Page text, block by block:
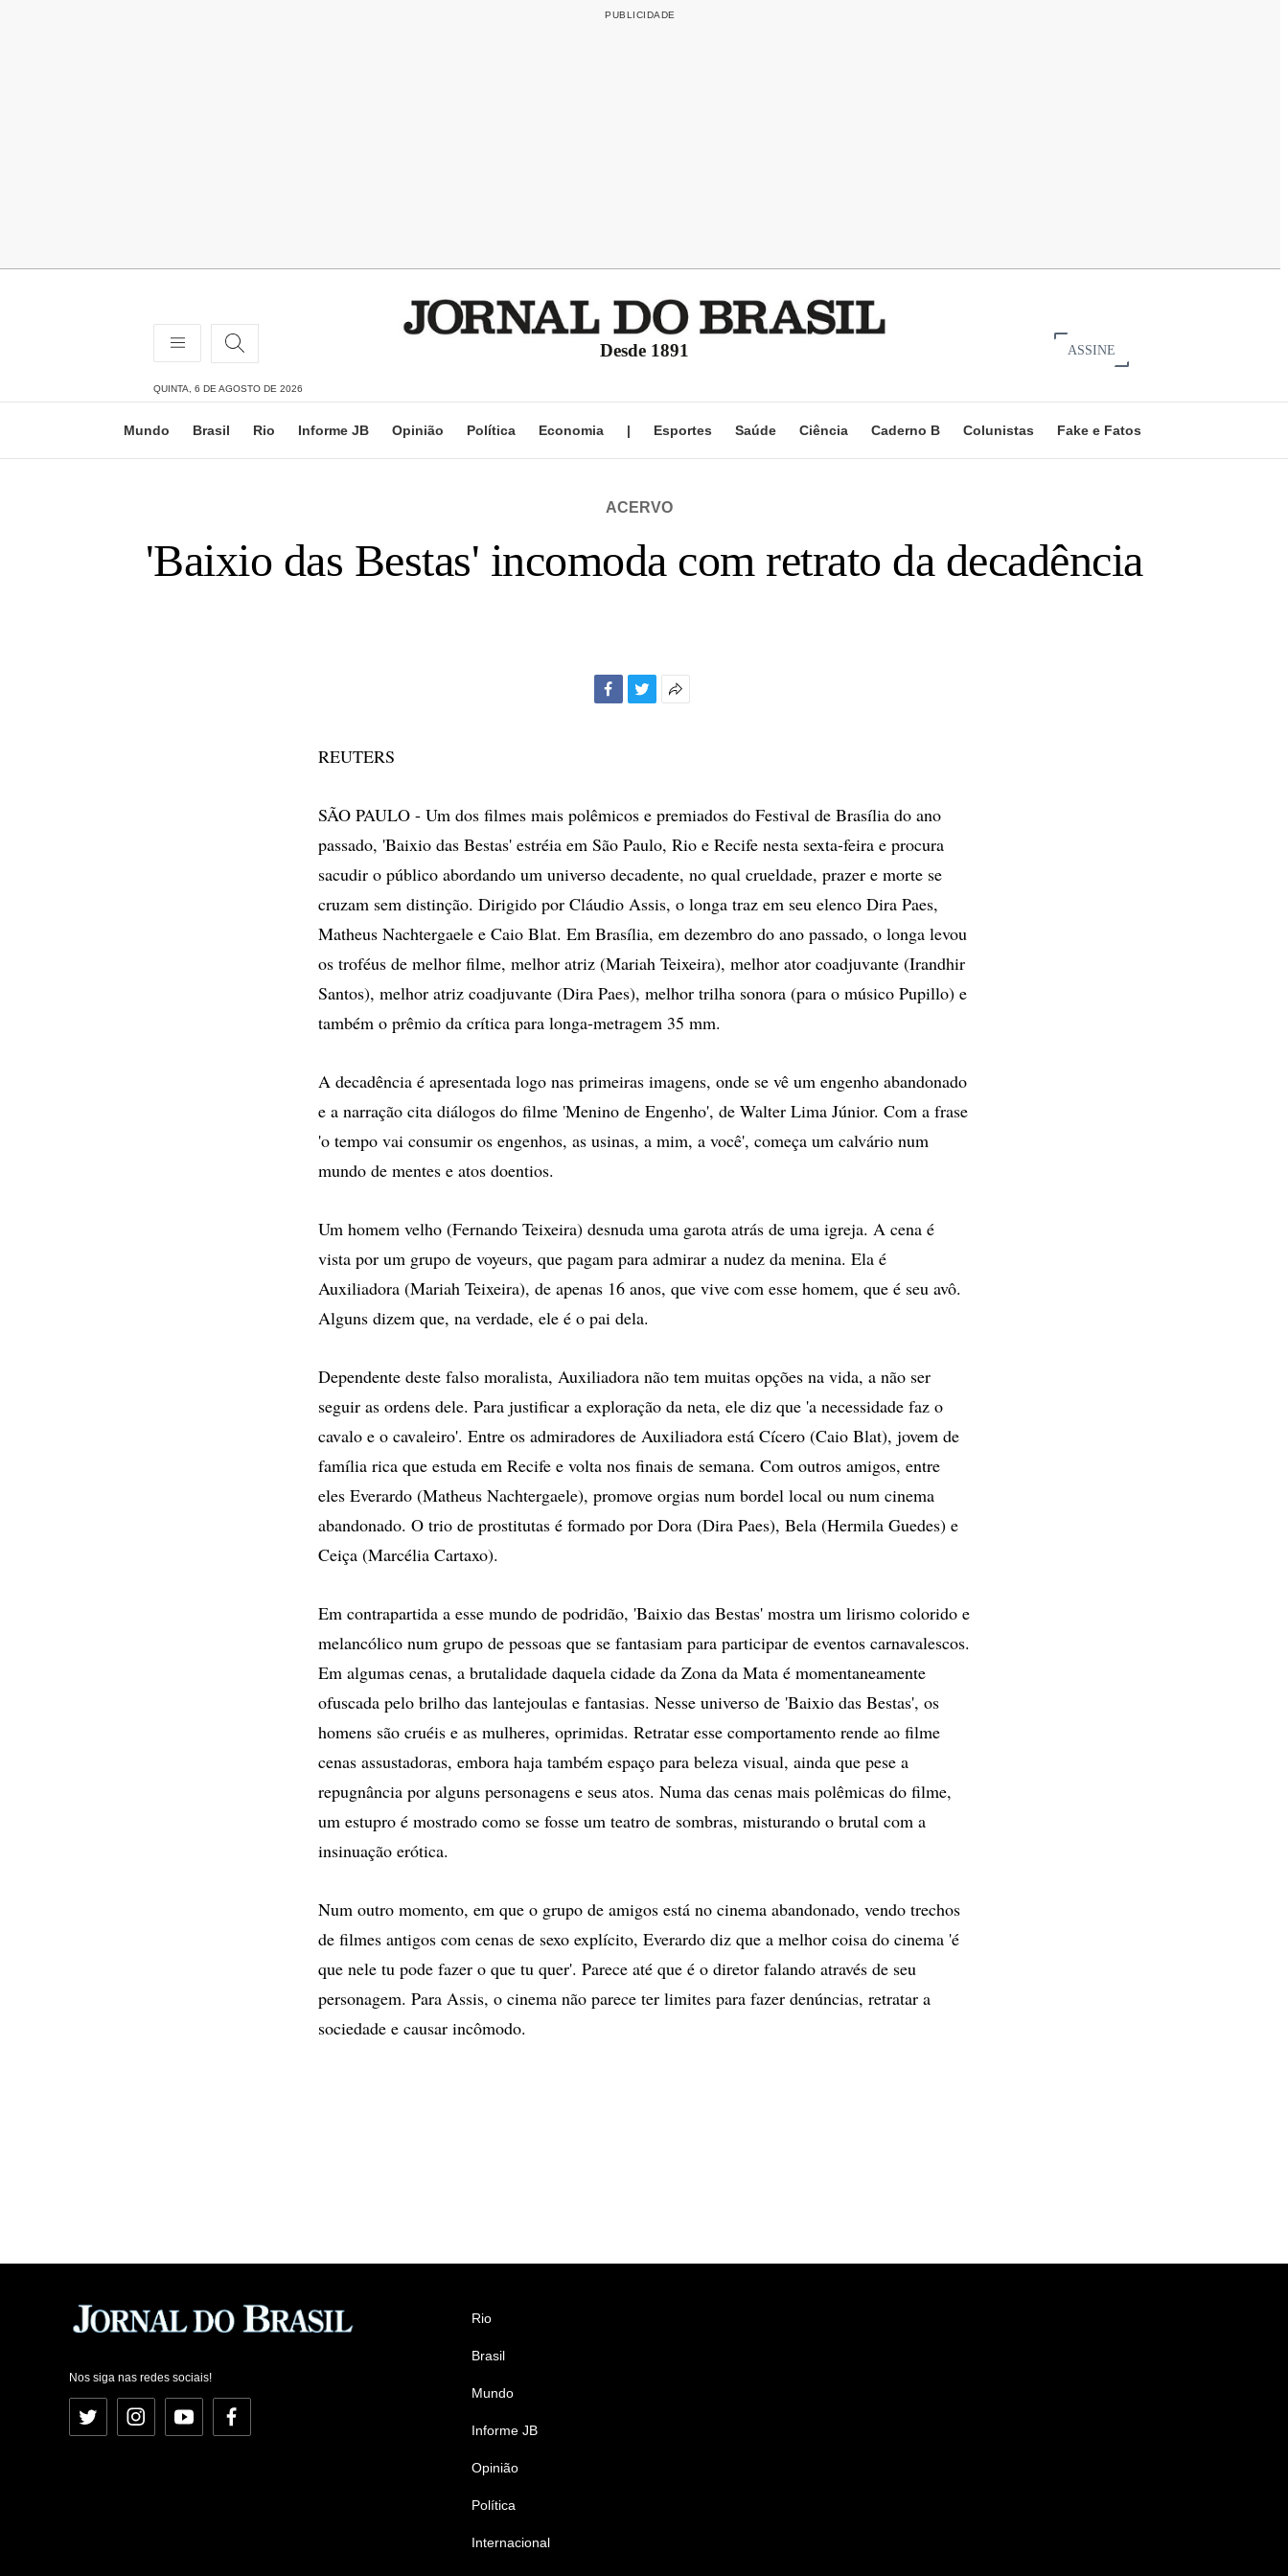
Desde 1891 ASSINE
QUINTA, 6 DE AGOSTO DE 2026
Mundo Brasil Rio Informe JB Opinião Política Economia | Esportes Saúde Ciência Caderno B Colunistas Fake e Fatos
ACERVO
'Baixio das Bestas' incomoda com retrato da decadência
REUTERS
SÃO PAULO - Um dos filmes mais polêmicos e premiados do Festival de Brasília do ano
passado, 'Baixio das Bestas' estréia em São Paulo, Rio e Recife nesta sexta-feira e procura
sacudir o público abordando um universo decadente, no qual crueldade, prazer e morte se
cruzam sem distinção. Dirigido por Cláudio Assis, o longa traz em seu elenco Dira Paes,
Matheus Nachtergaele e Caio Blat. Em Brasília, em dezembro do ano passado, o longa levou
os troféus de melhor filme, melhor atriz (Mariah Teixeira), melhor ator coadjuvante (Irandhir
Santos), melhor atriz coadjuvante (Dira Paes), melhor trilha sonora (para o músico Pupillo) e
também o prêmio da crítica para longa-metragem 35 mm.
A decadência é apresentada logo nas primeiras imagens, onde se vê um engenho abandonado
e a narração cita diálogos do filme 'Menino de Engenho', de Walter Lima Júnior. Com a frase
'o tempo vai consumir os engenhos, as usinas, a mim, a você', começa um calvário num
mundo de mentes e atos doentios.
Um homem velho (Fernando Teixeira) desnuda uma garota atrás de uma igreja. A cena é
vista por um grupo de voyeurs, que pagam para admirar a nudez da menina. Ela é
Auxiliadora (Mariah Teixeira), de apenas 16 anos, que vive com esse homem, que é seu avô.
Alguns dizem que, na verdade, ele é o pai dela.
Dependente deste falso moralista, Auxiliadora não tem muitas opções na vida, a não ser
seguir as ordens dele. Para justificar a exploração da neta, ele diz que 'a necessidade faz o
cavalo e o cavaleiro'. Entre os admiradores de Auxiliadora está Cícero (Caio Blat), jovem de
família rica que estuda em Recife e volta nos finais de semana. Com outros amigos, entre
eles Everardo (Matheus Nachtergaele), promove orgias num bordel local ou num cinema
abandonado. O trio de prostitutas é formado por Dora (Dira Paes), Bela (Hermila Guedes) e
Ceiça (Marcélia Cartaxo).
Em contrapartida a esse mundo de podridão, 'Baixio das Bestas' mostra um lirismo colorido e
melancólico num grupo de pessoas que se fantasiam para participar de eventos carnavalescos.
Em algumas cenas, a brutalidade daquela cidade da Zona da Mata é momentaneamente
ofuscada pelo brilho das lantejoulas e fantasias. Nesse universo de 'Baixio das Bestas', os
homens são cruéis e as mulheres, oprimidas. Retratar esse comportamento rende ao filme
cenas assustadoras, embora haja também espaço para beleza visual, ainda que pese a
repugnância por alguns personagens e seus atos. Numa das cenas mais polêmicas do filme,
um estupro é mostrado como se fosse um teatro de sombras, misturando o brutal com a
insinuação erótica.
Num outro momento, em que o grupo de amigos está no cinema abandonado, vendo trechos
de filmes antigos com cenas de sexo explícito, Everardo diz que a melhor coisa do cinema 'é
que nele tu pode fazer o que tu quer'. Parece até que é o diretor falando através de seu
personagem. Para Assis, o cinema não parece ter limites para fazer denúncias, retratar a
sociedade e causar incômodo.
Nos siga nas redes sociais!
Twitter InstagramYouTubeFacebook
Rio
Brasil
Mundo
Informe JB
Opinião
Política
Internacional